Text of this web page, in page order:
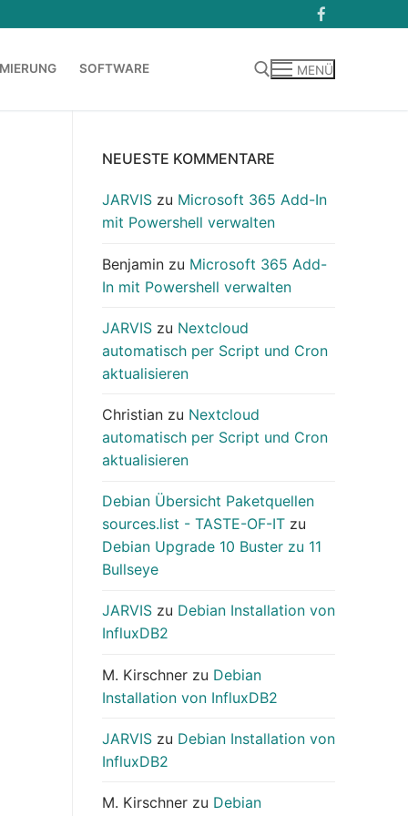
SOFTWARE MENÜ
NEUESTE KOMMENTARE
JARVIS zu Microsoft 365 Add-In
mit Powershell verwalten
Benjamin zu Microsoft 365 Add-
In mit Powershell verwalten
JARVIS zu Nextcloud
automatisch per Script und Cron
aktualisieren
Christian zu Nextcloud
automatisch per Script und Cron
aktualisieren
Debian Übersicht Paketquellen
sources.list - TASTE-OF-IT zu
Debian Upgrade 10 Buster zu 11
Bullseye
JARVIS zu Debian Installation von
InfluxDB2
M. Kirschner zu Debian
Installation von InfluxDB2
JARVIS zu Debian Installation von
InfluxDB2
M. Kirschner zu Debian